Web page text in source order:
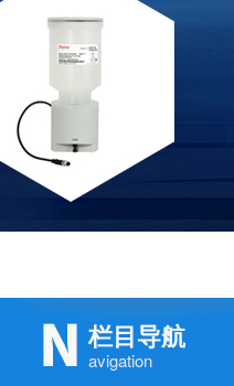
栏目导航
avigation